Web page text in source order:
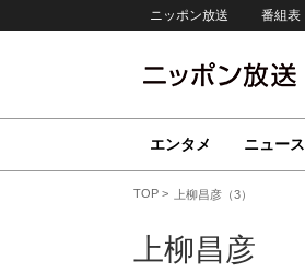
ニッポン放送 番組表
エンタメ ニュース
TOP 上柳昌彦（3）
上柳昌彦